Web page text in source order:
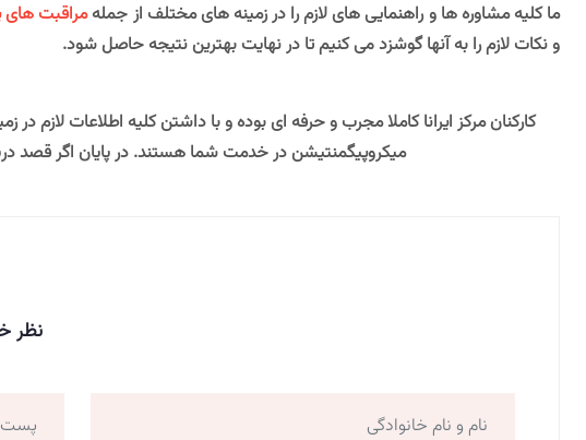
ما کلیه مشاوره ها و راهنمایی های لازم را در زمینه های مختلف از جملهمراقبت های
و نکات لازم را به آنها گوشزد می کنیم تا در نهایت بهترین نتیجه حاصل شود.
کارکنان مرکز ایرانا کاملا مجرب و حرفه ای بوده و با داشتن کلیه اطلاعات
میکروپیگمنتیشن در خدمت شما هستند. در پایان اگر قصد
نظر